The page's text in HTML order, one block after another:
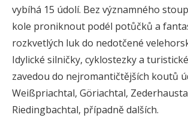
vybíhá 15 údolí. Bez významného
kole proniknout podél potůčků a
rozkvetlých luk do nedotčené
Idylické silničky, cyklostezky a
zavedou do nejromantičtějších koutů
Weißpriachtal, Göriachtal,
Riedingbachtal, případně dalších.